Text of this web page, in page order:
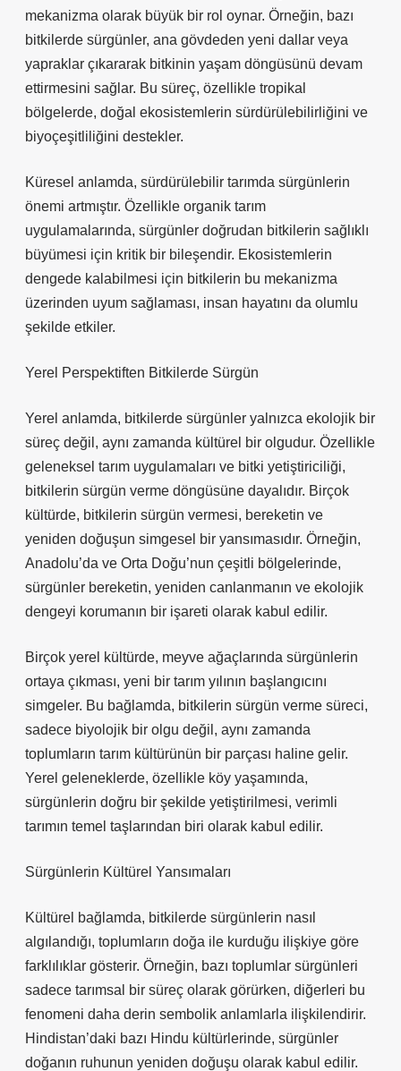
mekanizma olarak büyük bir rol oynar. Örneğin, bazı
bitkilerde sürgünler, ana gövdeden yeni dallar veya
yapraklar çıkararak bitkinin yaşam döngüsünü devam
ettirmesini sağlar. Bu süreç, özellikle tropikal
bölgelerde, doğal ekosistemlerin sürdürülebilirliğini ve
biyoçeşitliliğini destekler.
Küresel anlamda, sürdürülebilir tarımda sürgünlerin
önemi artmıştır. Özellikle organik tarım
uygulamalarında, sürgünler doğrudan bitkilerin sağlıklı
büyümesi için kritik bir bileşendir. Ekosistemlerin
dengede kalabilmesi için bitkilerin bu mekanizma
üzerinden uyum sağlaması, insan hayatını da olumlu
şekilde etkiler.
Yerel Perspektiften Bitkilerde Sürgün
Yerel anlamda, bitkilerde sürgünler yalnızca ekolojik bir
süreç değil, aynı zamanda kültürel bir olgudur. Özellikle
geleneksel tarım uygulamaları ve bitki yetiştiriciliği,
bitkilerin sürgün verme döngüsüne dayalıdır. Birçok
kültürde, bitkilerin sürgün vermesi, bereketin ve
yeniden doğuşun simgesel bir yansımasıdır. Örneğin,
Anadolu’da ve Orta Doğu’nun çeşitli bölgelerinde,
sürgünler bereketin, yeniden canlanmanın ve ekolojik
dengeyi korumanın bir işareti olarak kabul edilir.
Birçok yerel kültürde, meyve ağaçlarında sürgünlerin
ortaya çıkması, yeni bir tarım yılının başlangıcını
simgeler. Bu bağlamda, bitkilerin sürgün verme süreci,
sadece biyolojik bir olgu değil, aynı zamanda
toplumların tarım kültürünün bir parçası haline gelir.
Yerel geleneklerde, özellikle köy yaşamında,
sürgünlerin doğru bir şekilde yetiştirilmesi, verimli
tarımın temel taşlarından biri olarak kabul edilir.
Sürgünlerin Kültürel Yansımaları
Kültürel bağlamda, bitkilerde sürgünlerin nasıl
algılandığı, toplumların doğa ile kurduğu ilişkiye göre
farklılıklar gösterir. Örneğin, bazı toplumlar sürgünleri
sadece tarımsal bir süreç olarak görürken, diğerleri bu
fenomeni daha derin sembolik anlamlarla ilişkilendirir.
Hindistan’daki bazı Hindu kültürlerinde, sürgünler
doğanın ruhunun yeniden doğuşu olarak kabul edilir.